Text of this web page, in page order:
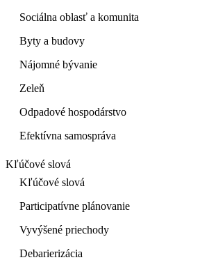
Sociálna oblasť a komunita
Byty a budovy
Nájomné bývanie
Zeleň
Odpadové hospodárstvo
Efektívna samospráva
Kľúčové slová
Kľúčové slová
Participatívne plánovanie
Vyvýšené priechody
Debarierizácia